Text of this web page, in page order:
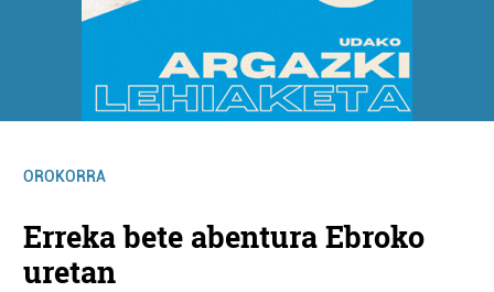
OROKORRA
Erreka bete abentura Ebroko
uretan